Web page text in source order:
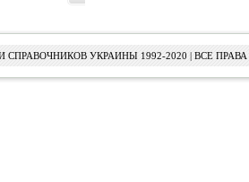
УКРАИНЫ 1992-2020 | ВСЕ